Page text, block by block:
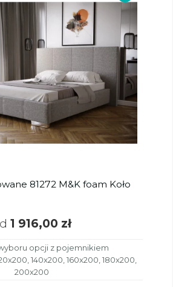
81272 M&K foam Koło
1 916,00 zł
opcji z pojemnikiem
140x200, 160x200, 180x200,
200x200